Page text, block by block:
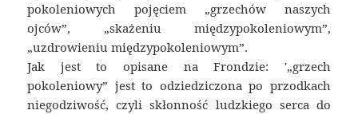
pokoleniowych pojęciem „grzechów naszych
ojców”, „skażeniu międzypokoleniowym”,
„uzdrowieniu międzypokoleniowym”.
Jak jest to opisane na Frondzie: '„grzech
pokoleniowy” jest to odziedziczona po przodkach
niegodziwość, czyli skłonność ludzkiego serca do